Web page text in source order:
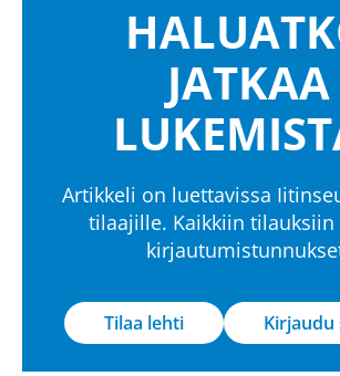
JATKAA
Artikkeli on luettavissa
tilaajille. Kaikkiin tilauksiin
Tilaa lehti Kirjaudu